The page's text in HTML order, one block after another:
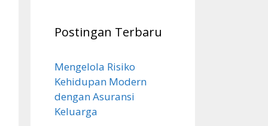
Postingan Terbaru
Mengelola Risiko
Kehidupan Modern
dengan Asuransi
Keluarga